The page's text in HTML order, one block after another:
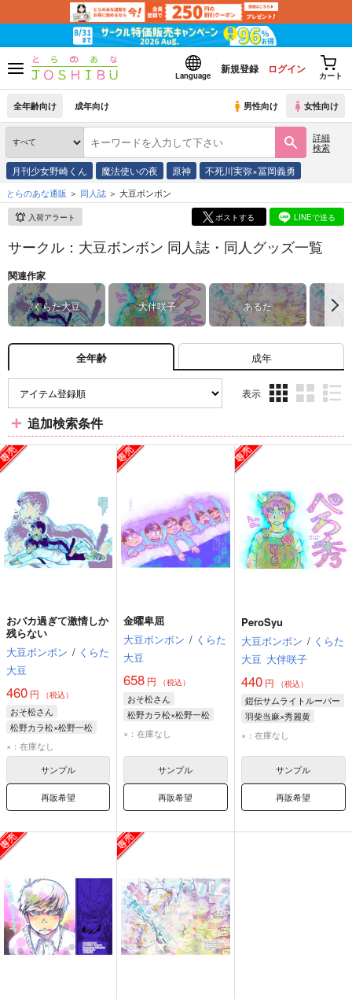
Language
新規登録 ログイン
カート
全年齢向け 成年向け 男性向け 女性向け
詳細
検索
月刊少女野崎くん 魔法使いの夜 原神 不死川実弥×冨岡義勇
とらのあな通販 同人誌 大豆ボンボン
入荷アラート ポストする LINEで送る
サークル：大豆ボンボン 同人誌・同人グッズ一覧
関連作家
くらた大豆 大伴咲子 あるた 堀
全年齢 成年
表示
ム
表
ム
表
ム
表
追加検索条件
おバカ過ぎて激情しか
残らない
大豆ボンボン / くらた
大豆
460 円 （税込）
おそ松さん
松野カラ松×松野一松
松野一松
×：在庫なし
サンプル
再販希望
金曜卑屈
大豆ボンボン / くらた
大豆
658 円 （税込）
おそ松さん
松野カラ松×松野一松
松野一松
×：在庫なし
サンプル
再販希望
PeroSyu
大豆ボンボン / くらた
大豆 大伴咲子
440円 （税込）
鎧伝サムライトルーパー
羽柴当麻×秀麗黄
秀麗黄
羽柴当麻
×：在庫なし
サンプル
再販希望